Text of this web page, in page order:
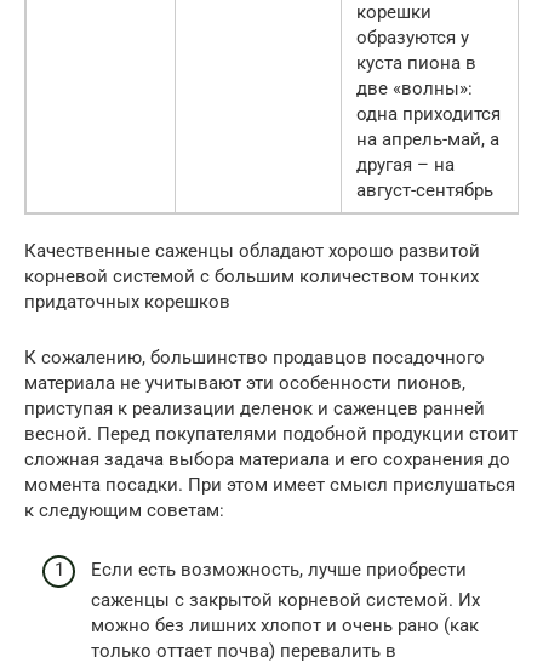
корешки
образуются у
куста пиона в
две «волны»:
одна приходится
на апрель-май, а
другая – на
август-сентябрь
Качественные саженцы обладают хорошо развитой
корневой системой с большим количеством тонких
придаточных корешков
К сожалению, большинство продавцов посадочного
материала не учитывают эти особенности пионов,
приступая к реализации деленок и саженцев ранней
весной. Перед покупателями подобной продукции стоит
сложная задача выбора материала и его сохранения до
момента посадки. При этом имеет смысл прислушаться
к следующим советам:
Если есть возможность, лучше приобрести
саженцы с закрытой корневой системой. Их
можно без лишних хлопот и очень рано (как
только оттает почва) перевалить в